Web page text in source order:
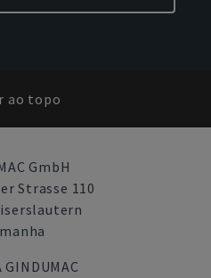
ao topo
GmbH
Strasse 110
GINDUMAC